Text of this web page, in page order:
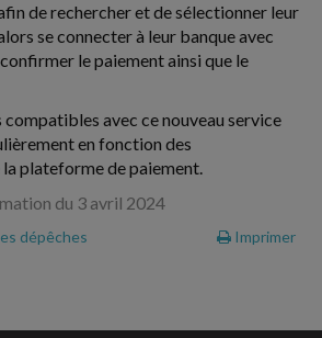
de rechercher et de sélectionner leur
se connecter à leur banque avec
le paiement ainsi que le
compatibles avec ce nouveau service
en fonction des
plateforme de paiement.
du 3 avril 2024
dépêches Imprimer